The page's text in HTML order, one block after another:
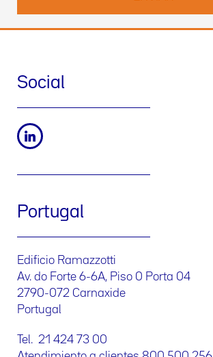
Social
Portugal
Edificio Ramazzotti
Av. do Forte 6-6A, Piso 0 Porta 04
2790-072 Carnaxide
Portugal
Tel. 21 424 73 00